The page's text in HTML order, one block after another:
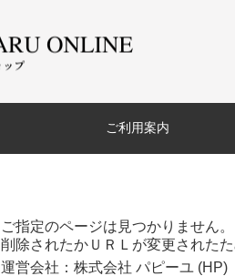
ご利用案内
ご指定のページは見つかりません。
削除されたかＵＲＬが変更されたた
運営会社：株式会社 パピーユ (HP)